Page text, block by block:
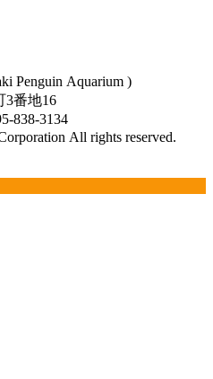
Penguin Aquarium )
3番地16
838-3134
All rights reserved.